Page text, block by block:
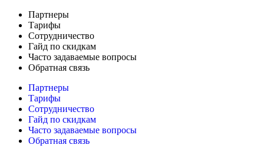
Партнеры
Тарифы
Сотрудничество
Гайд по скидкам
Часто задаваемые вопросы
Обратная связь
Партнеры
Тарифы
Сотрудничество
Гайд по скидкам
Часто задаваемые вопросы
Обратная связь